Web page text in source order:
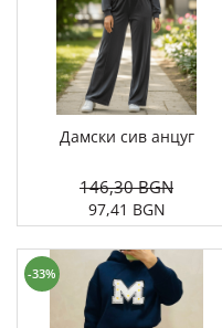
Дамски сив анцуг
146,30 BGN
97,41 BGN
-33%